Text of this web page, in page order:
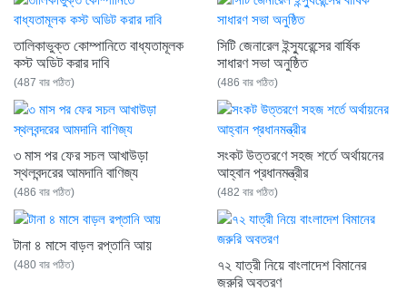
তালিকাভুক্ত কোম্পানিতে বাধ্যতামূলক
কস্ট অডিট করার দাবি
(487 বার পঠিত)
সিটি জেনারেল ইন্স্যুরেন্সের বার্ষিক
সাধারণ সভা অনুষ্ঠিত
(486 বার পঠিত)
৩ মাস পর ফের সচল আখাউড়া
স্থলবন্দরের আমদানি বাণিজ্য
(486 বার পঠিত)
সংকট উত্তরণে সহজ শর্তে অর্থায়নের
আহ্বান প্রধানমন্ত্রীর
(482 বার পঠিত)
টানা ৪ মাসে বাড়ল রপ্তানি আয়
(480 বার পঠিত)
৭২ যাত্রী নিয়ে বাংলাদেশ বিমানের
জরুরি অবতরণ